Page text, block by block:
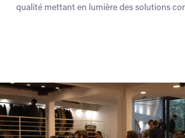
qualité mettant en lumière des solutions